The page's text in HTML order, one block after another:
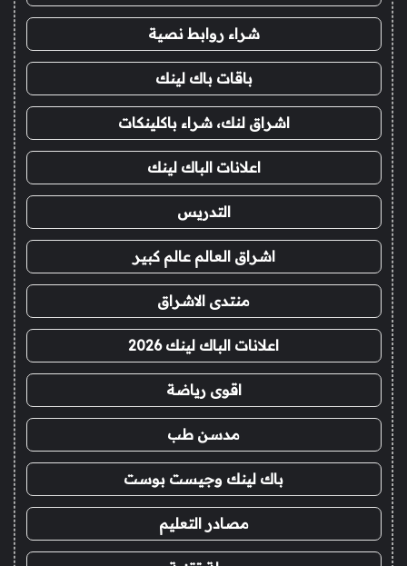
شراء روابط نصية
باقات باك لينك
اشراق لنك، شراء باكلينكات
اعلانات الباك لينك
التدريس
اشراق العالم عالم كبير
منتدى الاشراق
اعلانات الباك لينك 2026
اقوى رياضة
مدسن طب
باك لينك وجيست بوست
مصادر التعليم